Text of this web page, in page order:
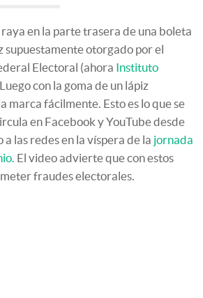
en la parte trasera de una boleta
supuestamente otorgado por el
Electoral (ahora Instituto
con la goma de un lápiz
marca fácilmente. Esto es lo que se
en Facebook y YouTube desde
las redes en la víspera de la jornada
El video advierte que con estos
fraudes electorales.